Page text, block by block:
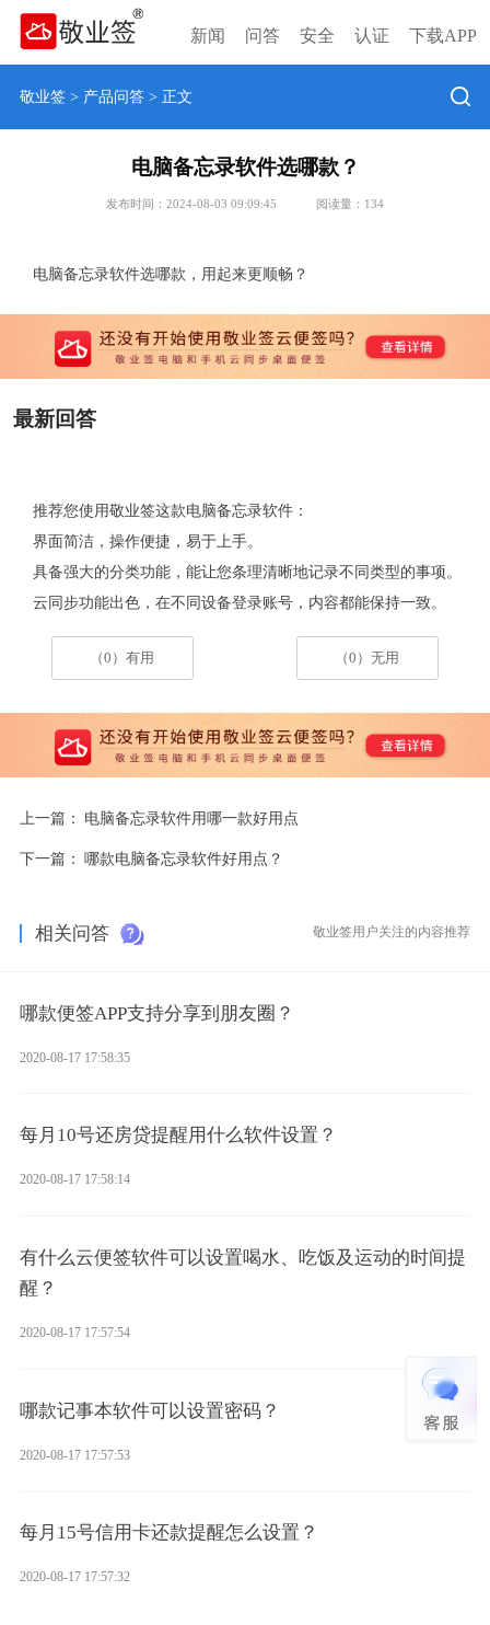
新闻 问答 安全 认证 下载APP
敬业签> 产品问答> 正文
电脑备忘录软件选哪款？
发布时间：2024-08-03 09:09:45 阅读量： 134
电脑备忘录软件选哪款，用起来更顺畅？
最新回答
推荐您使用敬业签这款电脑备忘录软件：
界面简洁，操作便捷，易于上手。
具备强大的分类功能，能让您条理清晰地记录不同类型的事项。
云同步功能出色，在不同设备登录账号，内容都能保持一致。
（0）有用 （0）无用
上一篇： 电脑备忘录软件用哪一款好用点
下一篇： 哪款电脑备忘录软件好用点？
相关问答 敬业签用户关注的内容推荐
哪款便签APP支持分享到朋友圈？
2020-08-17 17:58:35
每月10号还房贷提醒用什么软件设置？
2020-08-17 17:58:14
有什么云便签软件可以设置喝水、吃饭及运动的时间提
醒？
2020-08-17 17:57:54
哪款记事本软件可以设置密码？
2020-08-17 17:57:53
每月15号信用卡还款提醒怎么设置？
2020-08-17 17:57:32